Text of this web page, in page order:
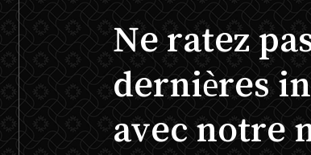
Ne ratez
dernières
avec notre